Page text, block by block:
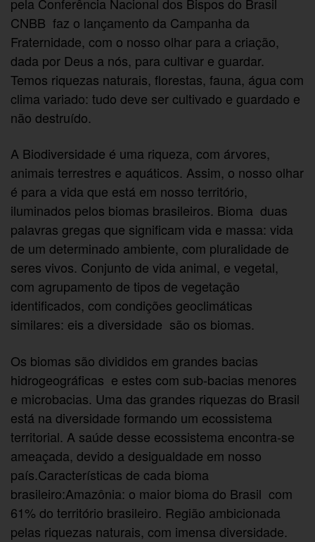
CNBB  faz o lançamento da Campanha da
Fraternidade, com o nosso olhar para a criação,
dada por Deus a nós, para cultivar e guardar.
Temos riquezas naturais, florestas, fauna, água com
clima variado: tudo deve ser cultivado e guardado e
não destruído.
A Biodiversidade é uma riqueza, com árvores,
animais terrestres e aquáticos. Assim, o nosso olhar
é para a vida que está em nosso território,
iluminados pelos biomas brasileiros. Bioma  duas
palavras gregas que significam vida e massa: vida
de um determinado ambiente, com pluralidade de
seres vivos. Conjunto de vida animal, e vegetal,
com agrupamento de tipos de vegetação
identificados, com condições geoclimáticas
similares: eis a diversidade  são os biomas.
Os biomas são divididos em grandes bacias
hidrogeográficas  e estes com sub-bacias menores
e microbacias. Uma das grandes riquezas do Brasil
está na diversidade formando um ecossistema
territorial. A saúde desse ecossistema encontra-se
ameaçada, devido a desigualdade em nosso
país.Características de cada bioma
brasileiro:Amazônia: o maior bioma do Brasil  com
61% do território brasileiro. Região ambicionada
pelas riquezas naturais, com imensa diversidade.